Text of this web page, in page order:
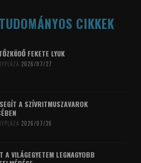
CIKKEK
FEKETE LYUK
2026/07/27
A SZÍVRITMUSZAVAROK
2026/07/26
A VILÁGEGYETEM LEGNAGYOBB